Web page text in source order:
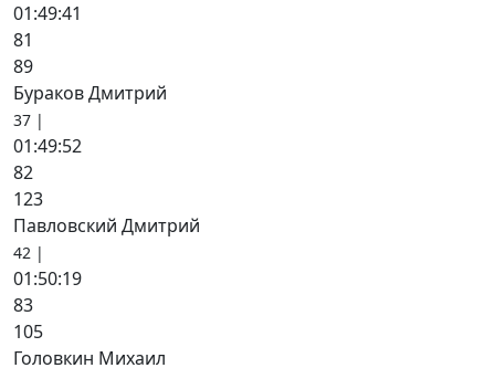
01:49:41
81
89
Бураков Дмитрий
37 |
01:49:52
82
123
Павловский Дмитрий
42 |
01:50:19
83
105
Головкин Михаил